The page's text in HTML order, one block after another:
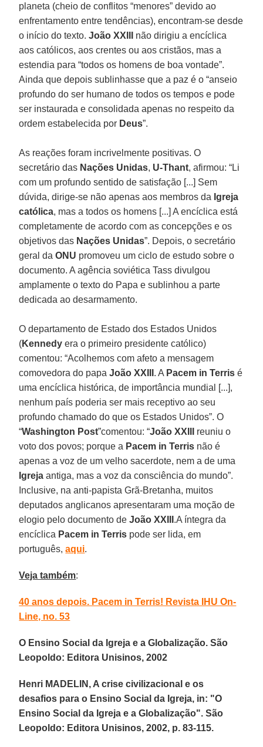
planeta (cheio de conflitos “menores” devido ao
enfrentamento entre tendências), encontram-se desde
o início do texto.João XXIII
não dirigiu a encíclica
aos católicos, aos crentes ou aos cristãos, mas a
estendia para “todos os homens de boa vontade”.
Ainda que depois sublinhasse que a paz é o “anseio
profundo do ser humano de todos os tempos e pode
ser instaurada e consolidada apenas no respeito da
ordem estabelecida por Deus”.
As reações foram incrivelmente positivas. O
secretário das Nações Unidas, U-Thant, afirmou: “Li
com um profundo sentido de satisfação [...] Sem
dúvida, dirige-se não apenas aos membros da Igreja
católica, mas a todos os homens [...] A encíclica está
completamente de acordo com as concepções e os
objetivos das Nações Unidas”. Depois, o secretário
geral daONU promoveu um ciclo de estudo sobre o
documento. A agência soviética Tass divulgou
amplamente o texto do Papa e sublinhou a parte
dedicada ao desarmamento.
O departamento de Estado dos Estados Unidos
(Kennedyera o primeiro presidente católico)
comentou: “Acolhemos com afeto a mensagem
comovedora do papaJoão XXIII . A Pacem in Terris é
uma encíclica histórica, de importância mundial [...],
nenhum país poderia ser mais receptivo ao seu
profundo chamado do que os Estados Unidos”. O
“Washington Post”comentou: “João XXIII
reuniu o
voto dos povos; porque a Pacem in Terris não é
apenas a voz de um velho sacerdote, nem a de uma
Igrejaantiga, mas a voz da consciência do mundo”.
Inclusive, na anti-papista Grã-Bretanha, muitos
deputados anglicanos apresentaram uma moção de
elogio pelo documento deJoão XXIII .A íntegra da
encíclica Pacem in Terris pode ser lida, em
português,aqui.
Veja também:
40 anos depois. Pacem in Terris! Revista IHU On-
Line, no. 53
O Ensino Social da Igreja e a Globalização. São
Leopoldo: Editora Unisinos, 2002
Henri MADELIN, A crise civilizacional e os
desafios para o Ensino Social da Igreja, in: "O
Ensino Social da Igreja e a Globalização". São
Leopoldo: Editora Unisinos, 2002, p. 83-115.